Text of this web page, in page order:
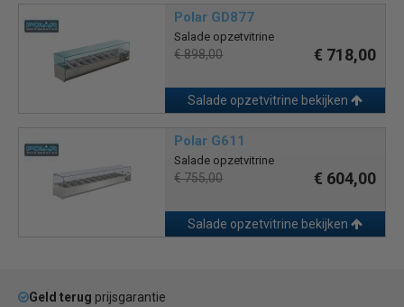
Polar GD877
Salade opzetvitrine
€ 898,00 € 718,00
Salade opzetvitrine bekijken
Polar G611
Salade opzetvitrine
€ 755,00 € 604,00
Salade opzetvitrine bekijken
Geld terug prijsgarantie